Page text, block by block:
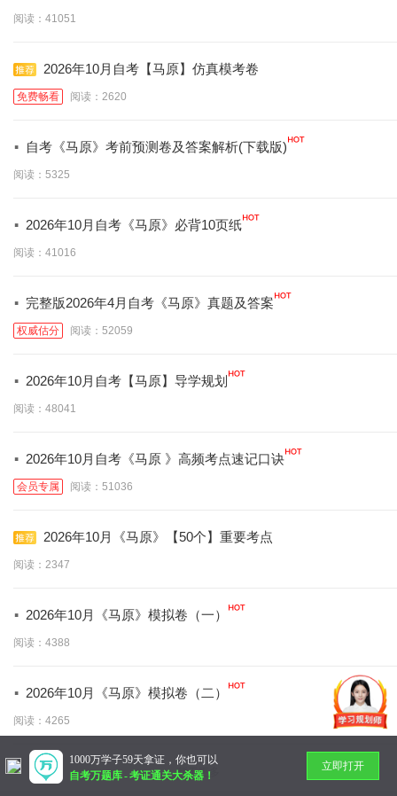
阅读：41051
2026年10月自考【马原】仿真模考卷
免费畅看 阅读：2620
· 自考《马原》考前预测卷及答案解析(下载版)
阅读：5325
· 2026年10月自考《马原》必背10页纸
阅读：41016
· 完整版2026年4月自考《马原》真题及答案
权威估分 阅读：52059
· 2026年10月自考【马原】导学规划
阅读：48041
· 2026年10月自考《马原 》高频考点速记口诀
会员专属 阅读：51036
2026年10月《马原》【50个】重要考点
阅读：2347
· 2026年10月《马原》模拟卷（一）
阅读：4388
· 2026年10月《马原》模拟卷（二）
阅读：4265
暂无更多
1000万学子59天拿证，你也可以
自考万题库-考证通关大杀器！
立即打开